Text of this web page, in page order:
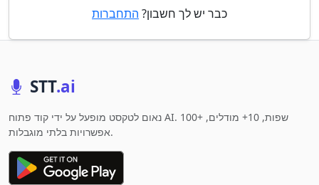
כבר יש לך חשבון? התחברות
STT.ai
נאום לטקסט מופעל על ידי קוד פתוח AI. 100+ שפות, 10+ מודלים,
אפשרויות בלתי מוגבלות.